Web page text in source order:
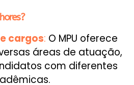
cargos: O MPU oferece
áreas de atuação,
com diferentes